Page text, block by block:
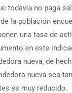
todavía no paga
la población
una tasa de
en este
nueva, de
nueva sea
es muy reducido.